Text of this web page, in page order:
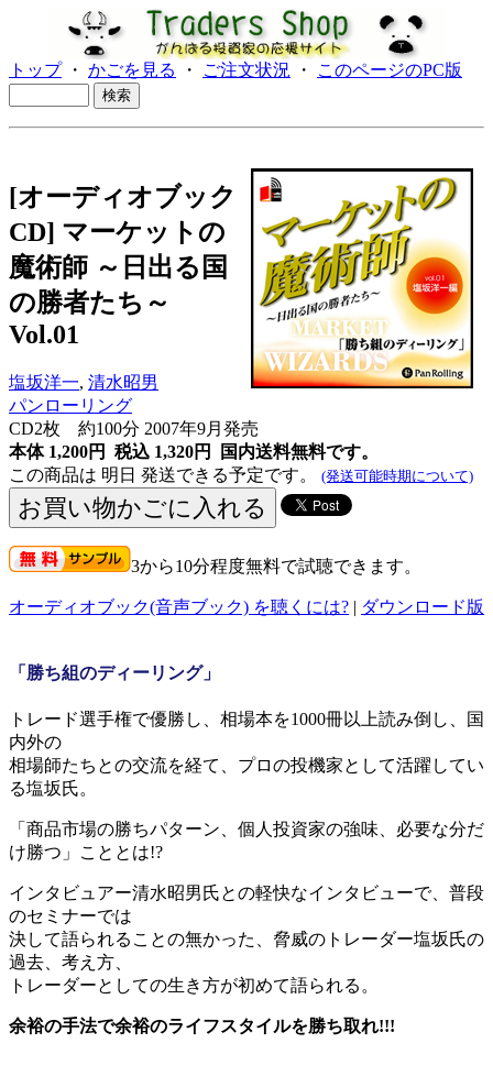
トップ・ かごを見る ・ ご注文状況 ・ このページのPC版
[オーディオブック
CD] マーケットの
魔術師 ～日出る国
の勝者たち～
Vol.01
塩坂洋一, 清水昭男
パンローリング
CD2枚 約100分 2007年9月発売
本体 1,200円 税込 1,320円
国内送料無料です。
この商品は 明日 発送できる予定です。 (発送可能時期について)
3から10分程度無料で試聴できます。
オーディオブック(音声ブック) を聴くには? | ダウンロード版
「勝ち組のディーリング」
トレード選手権で優勝し、相場本を1000冊以上読み倒し、国
内外の
相場師たちとの交流を経て、プロの投機家として活躍してい
る塩坂氏。
「商品市場の勝ちパターン、個人投資家の強味、必要な分だ
け勝つ」こととは!?
インタビュアー清水昭男氏との軽快なインタビューで、普段
のセミナーでは
決して語られることの無かった、脅威のトレーダー塩坂氏の
過去、考え方、
トレーダーとしての生き方が初めて語られる。
余裕の手法で余裕のライフスタイルを勝ち取れ!!!